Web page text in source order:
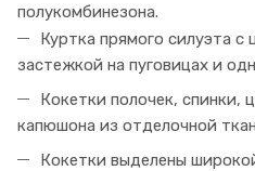
полукомбинезона.
Куртка прямого силуэта с
застежкой на пуговицах и
Кокетки полочек, спинки,
капюшона из отделочной
Кокетки выделены